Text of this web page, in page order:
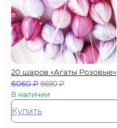
20 шаров «Агаты Розовые»
6060₽ 6690₽
В наличии
Купить